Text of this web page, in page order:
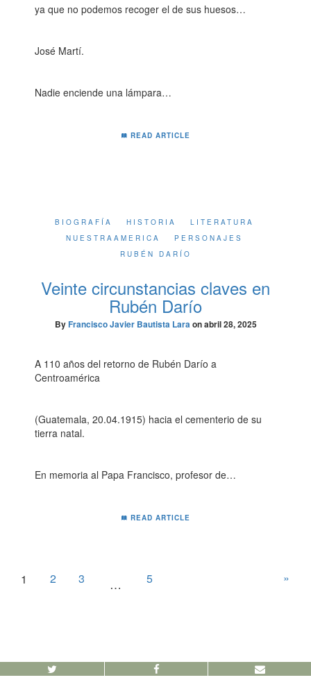
ya que no podemos recoger el de sus huesos…
José Martí.
Nadie enciende una lámpara…
READ ARTICLE
BIOGRAFÍA HISTORIA
LITERATURA
NUESTRAAMERICA
PERSONAJES
RUBÉN DARÍO
Veinte circunstancias claves en
Rubén Darío
ByFrancisco Javier Bautista Laraonabril 28, 2025
A 110 años del retorno de Rubén Darío a
Centroamérica
(Guatemala, 20.04.1915) hacia el cementerio de su
tierra natal.
En memoria al Papa Francisco, profesor de…
READ ARTICLE
1 2 3 … 5 »